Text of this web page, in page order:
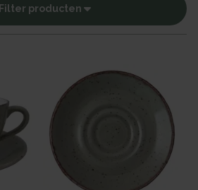
Filter producten